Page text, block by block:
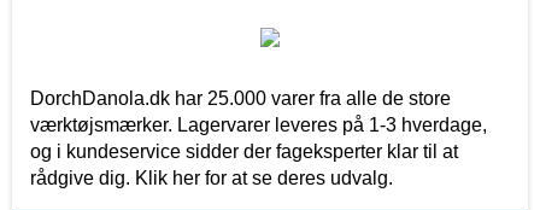
DorchDanola.dk har 25.000 varer fra alle de store
værktøjsmærker. Lagervarer leveres på 1-3 hverdage,
og i kundeservice sidder der fageksperter klar til at
rådgive dig. Klik her for at se deres udvalg.